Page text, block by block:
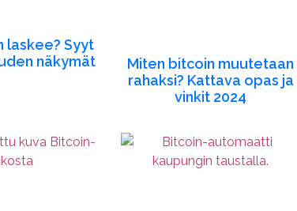
laskee? Syyt
näkymät
Miten bitcoin muutetaan
rahaksi? Kattava opas ja
vinkit 2024